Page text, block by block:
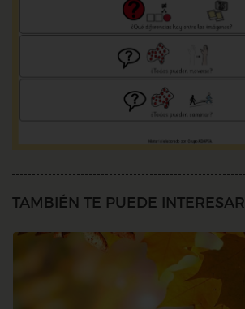
TAMBIÉN TE PUEDE INTERESAR